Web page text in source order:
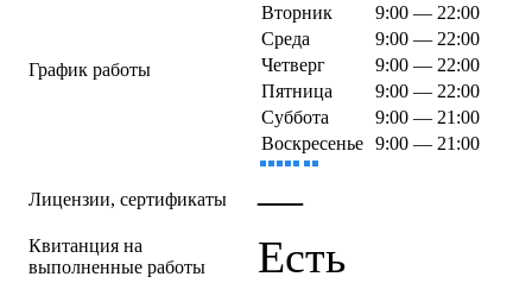
График работы
Вторник
9:00 — 22:00
Среда
9:00 — 22:00
Четверг
9:00 — 22:00
Пятница
9:00 — 22:00
Суббота
9:00 — 21:00
Воскресенье 9:00 — 21:00
Лицензии, сертификаты —
Квитанция на
выполненные работы
Есть